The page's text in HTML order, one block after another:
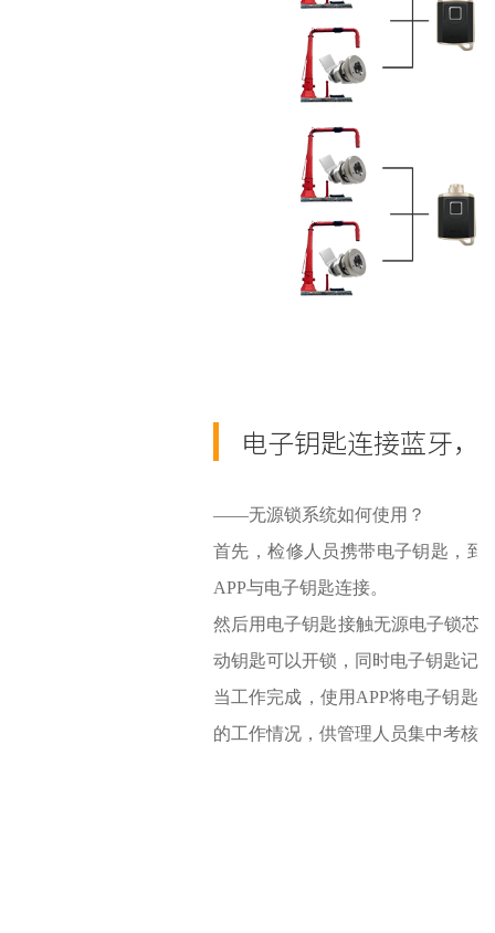
电子钥匙连接蓝牙，
——无源锁系统如何使用？
首先，检修人员携带电子钥匙，到
APP与电子钥匙连接。
然后用电子钥匙接触无源电子锁芯
动钥匙可以开锁，同时电子钥匙记
当工作完成，使用APP将电子钥匙
的工作情况，供管理人员集中考核